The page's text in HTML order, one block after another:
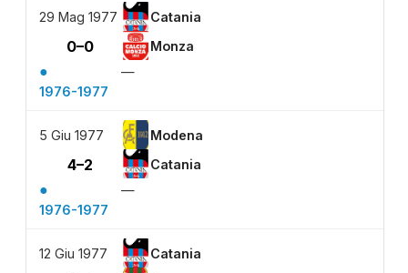
29 Mag 1977 Catania
0–0 Monza
●
—
1976-1977
5 Giu 1977 Modena
4–2 Catania
●
—
1976-1977
12 Giu 1977 Catania